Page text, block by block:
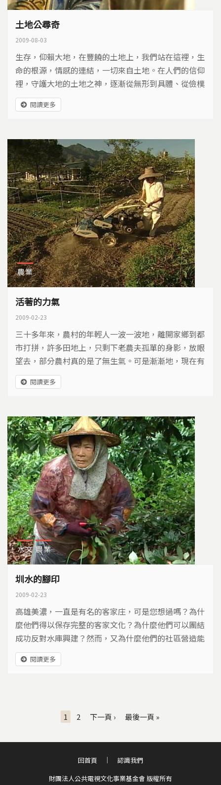
土地公尋奇
2009-08-03
生存，仰賴大地，在豐饒的土地上，我們站在這裡，生
命的根源，情感的連結，一切來自土地。在人們的信仰
裡，守護大地的土地之神，逐漸從無形到具體、從儉樸
到華麗，不變的是那份崇敬自然，尊重土地的意義…
閱讀更多
農業
活著的力氣
2009-02-23
三十多年來，農村的年輕人一波一波地，離開家鄉到都
市打拼，許多田地上，只剩下老農夫孤單的身影，放眼
望去，部分農村真的是了無生氣。可是漸漸地，現在有
人選擇回鄉，找回失根的土地，也有人始終守著農地，
繼續耕種。於是田裡長出了作物、人的心裡冒出了信
生活著，接下來這個單元，我們要告訴您，農村不絕
望，因為只要活著，就會有力氣。
閱讀更多
水文 農業
圳水的腳印
2009-02-23
高雄美濃，一直是有名的客家庄，可是您想過嗎？為什
麼他們得以保存完整的客家文化？為什麼他們可以團結
成功反對水庫興建？然而，又為什麼他們的社區營造能
夠聞名全台？答案，其實就在農業。因為農業，美濃有
緊密的人際關係，因為農業，美濃保有好山好水，因為
與生產，希望這個兩百多年的傳統農家，可以帶給我們
閱讀更多
1 2 下一頁 › 最後一頁 »
財團法人公共電視文化事業基金會 版權所有
回首頁 認識我們